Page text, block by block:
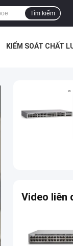
Tìm kiếm
KIỂM SOÁT CHẤT
Video liên